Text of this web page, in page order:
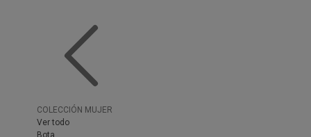
COLECCIÓN MUJER
Ver todo
Bota